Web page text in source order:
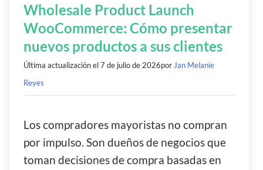
Wholesale Product Launch
WooCommerce: Cómo presentar
nuevos productos a sus clientes
Última actualización el7 de julio de 2026por Jan Melanie
Reyes
Los compradores mayoristas no compran
por impulso. Son dueños de negocios que
toman decisiones de compra basadas en